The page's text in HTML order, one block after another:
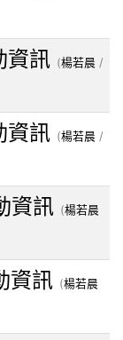
資訊 (楊若晨 /
資訊 (楊若晨 /
資訊 (楊若晨
資訊 (楊若晨